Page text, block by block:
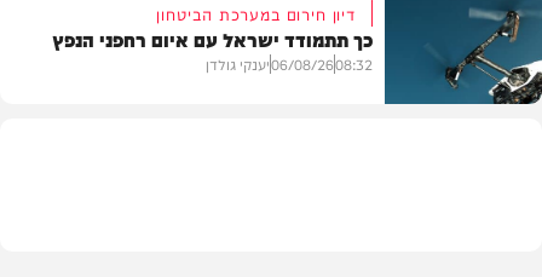
חדשות
דיון חירום במערכת הביטחון
כך תתמודד ישראל עם איום רחפני הנפץ
08:32
06/08/26יענקי גולדן